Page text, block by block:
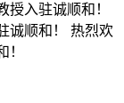
入驻诚顺和！
诚顺和！ 热烈欢
！